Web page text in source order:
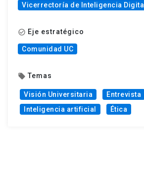
Vicerrectoría de Inteligencia Digital
check_circle_outline Eje estratégico
Comunidad UC
local_offer Temas
Visión Universitaria Entrevista
Inteligencia artificial
Ética